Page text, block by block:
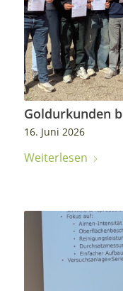
Goldurkunden
16. Juni 2026
Weiterlesen